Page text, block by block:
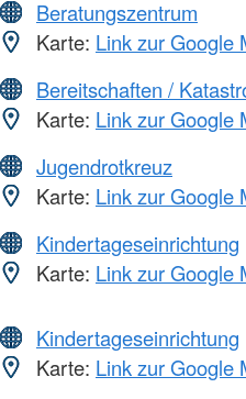
Beratungszentrum
Karte: Link zur Google
Bereitschaften /
Karte: Link zur Google
Jugendrotkreuz
Karte: Link zur Google
Kindertageseinrichtung
Karte: Link zur Google
Kindertageseinrichtung
Karte: Link zur Google